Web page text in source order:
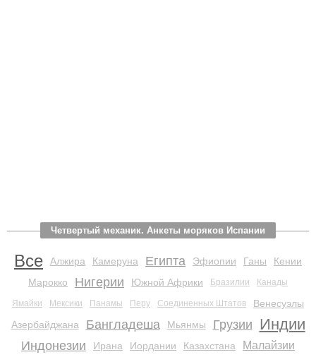
Четвертый механик. Анкеты моряков Испании
Все Алжира Камеруна Египта Эфиопии Ганы
Кении
Марокко
Нигерии Южной Африки Бразилии Канады
Ямайки Мексики Панамы Перу Соединенных Штатов
Венесуэлы
Азербайджана
Бангладеша Мьянмы Грузии Индии
Индонезии Ирана Иордании Казахстана Малайзии